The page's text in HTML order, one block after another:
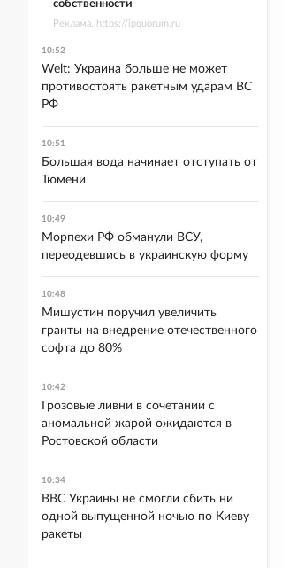
собственности
Реклама. https://ipquorum.ru
10:52
Welt: Украина больше не может
противостоять ракетным ударам ВС
РФ
10:51
Большая вода начинает отступать от
Тюмени
10:49
Морпехи РФ обманули ВСУ,
переодевшись в украинскую форму
10:48
Мишустин поручил увеличить
гранты на внедрение отечественного
софта до 80%
10:42
Грозовые ливни в сочетании с
аномальной жарой ожидаются в
Ростовской области
10:34
ВВС Украины не смогли сбить ни
одной выпущенной ночью по Киеву
ракеты